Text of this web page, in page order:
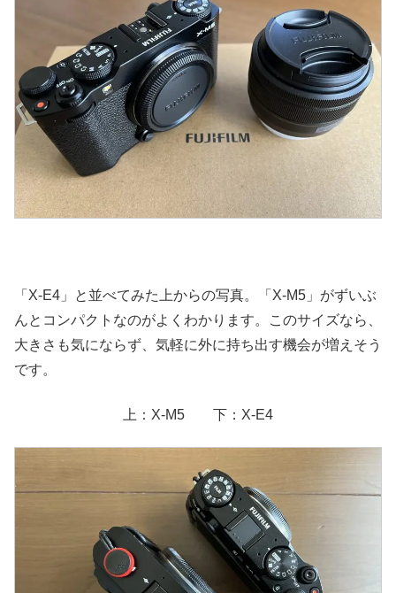
「X-E4」と並べてみた上からの写真。「X-M5」がずいぶ
んとコンパクトなのがよくわかります。このサイズなら、
大きさも気にならず、気軽に外に持ち出す機会が増えそう
です。
上：X-M5 下：X-E4